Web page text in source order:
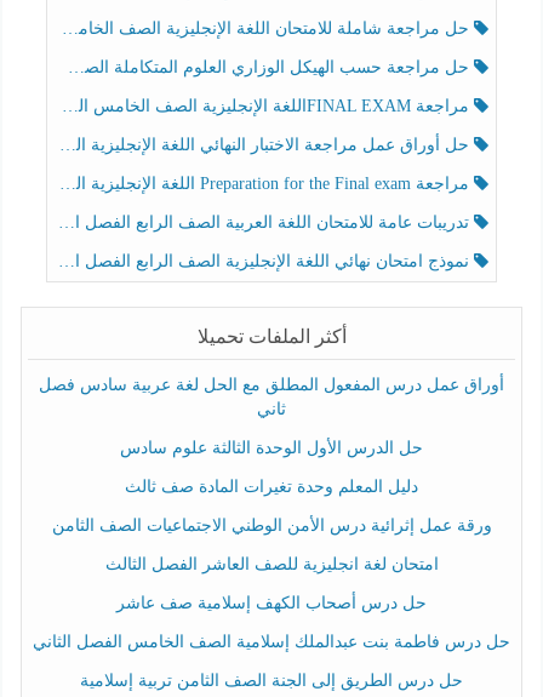
حل مراجعة شاملة للامتحان اللغة الإنجليزية الصف الخامس الفصل الثالث
حل مراجعة حسب الهيكل الوزاري العلوم المتكاملة الصف الخامس عام الفصل الثالث
مراجعة FINAL EXAMاللغة الإنجليزية الصف الخامس الفصل الثالث
حل أوراق عمل مراجعة الاختبار النهائي اللغة الإنجليزية الصف الرابع الفصل الثالث
مراجعة Preparation for the Final exam اللغة الإنجليزية الصف الرابع الفصل الثالث
تدريبات عامة للامتحان اللغة العربية الصف الرابع الفصل الثالث
نموذج امتحان نهائي اللغة الإنجليزية الصف الرابع الفصل الثالث
أكثر الملفات تحميلا
أوراق عمل درس المفعول المطلق مع الحل لغة عربية سادس فصل
ثاني
حل الدرس الأول الوحدة الثالثة علوم سادس
دليل المعلم وحدة تغيرات المادة صف ثالث
ورقة عمل إثرائية درس الأمن الوطني الاجتماعيات الصف الثامن
امتحان لغة انجليزية للصف العاشر الفصل الثالث
حل درس أصحاب الكهف إسلامية صف عاشر
حل درس فاطمة بنت عبدالملك إسلامية الصف الخامس الفصل الثاني
حل درس الطريق إلى الجنة الصف الثامن تربية إسلامية